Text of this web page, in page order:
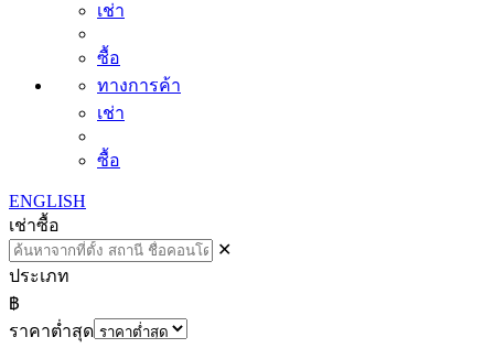
เช่า
ซื้อ
ทางการค้า
เช่า
ซื้อ
ENGLISH
เช่าซื้อ
✕
ประเภท
฿
ราคาต่ำสุด